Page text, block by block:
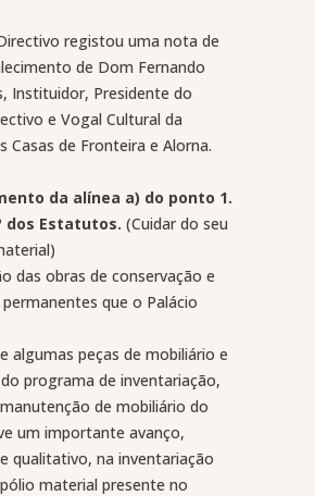
registou uma nota de
de Dom Fernando
Instituidor, Presidente do
e Vogal Cultural da
Casas de Fronteira e Alorna.
da alínea a) do ponto 1.
dos Estatutos. (Cuidar do seu
das obras de conservação e
que o Palácio
algumas peças de mobiliário e
programa de inventariação,
de mobiliário do
um importante avanço,
qualitativo, na inventariação
material presente no